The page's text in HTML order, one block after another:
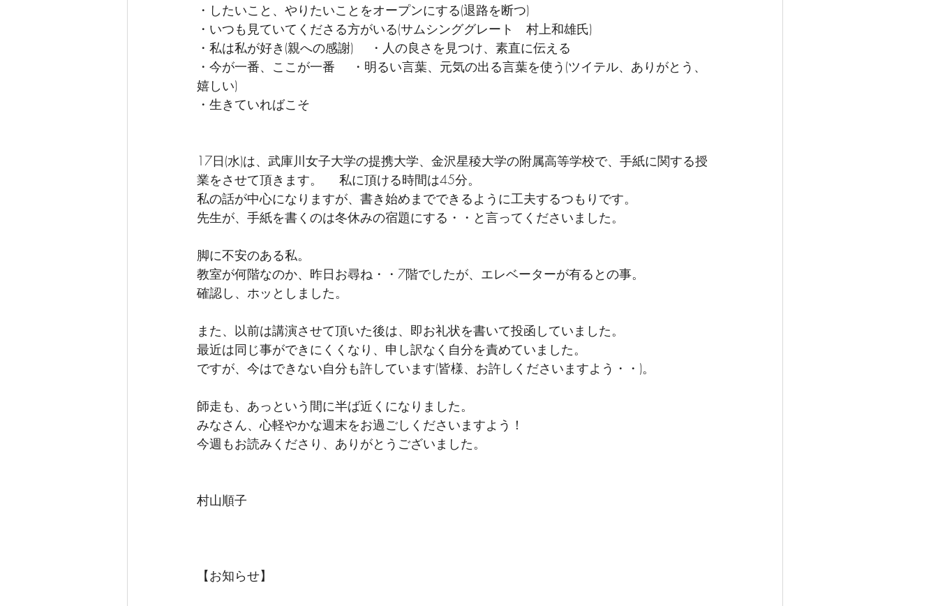
・したいこと、やりたいことをオープンにする(退路を断つ)
・いつも見ていてくださる方がいる(サムシンググレート　村上和雄氏)
・私は私が好き(親への感謝)　 ・人の良さを見つけ、素直に伝える
・今が一番、ここが一番　 ・明るい言葉、元気の出る言葉を使う(ツイテル、ありがとう、
嬉しい)
・生きていればこそ
17日(水)は、武庫川女子大学の提携大学、金沢星稜大学の附属高等学校で、手紙に関する授
業をさせて頂きます。　 私に頂ける時間は45分。
私の話が中心になりますが、書き始めまでできるように工夫するつもりです。
先生が、手紙を書くのは冬休みの宿題にする・・と言ってくださいました。
脚に不安のある私。
教室が何階なのか、昨日お尋ね・・7階でしたが、エレベーターが有るとの事。
確認し、ホッとしました。
また、以前は講演させて頂いた後は、即お礼状を書いて投函していました。
最近は同じ事ができにくくなり、申し訳なく自分を責めていました。
ですが、今はできない自分も許しています(皆様、お許しくださいますよう・・)。
師走も、あっという間に半ば近くになりました。
みなさん、心軽やかな週末をお過ごしくださいますよう！
今週もお読みくださり、ありがとうございました。
村山順子
【お知らせ】